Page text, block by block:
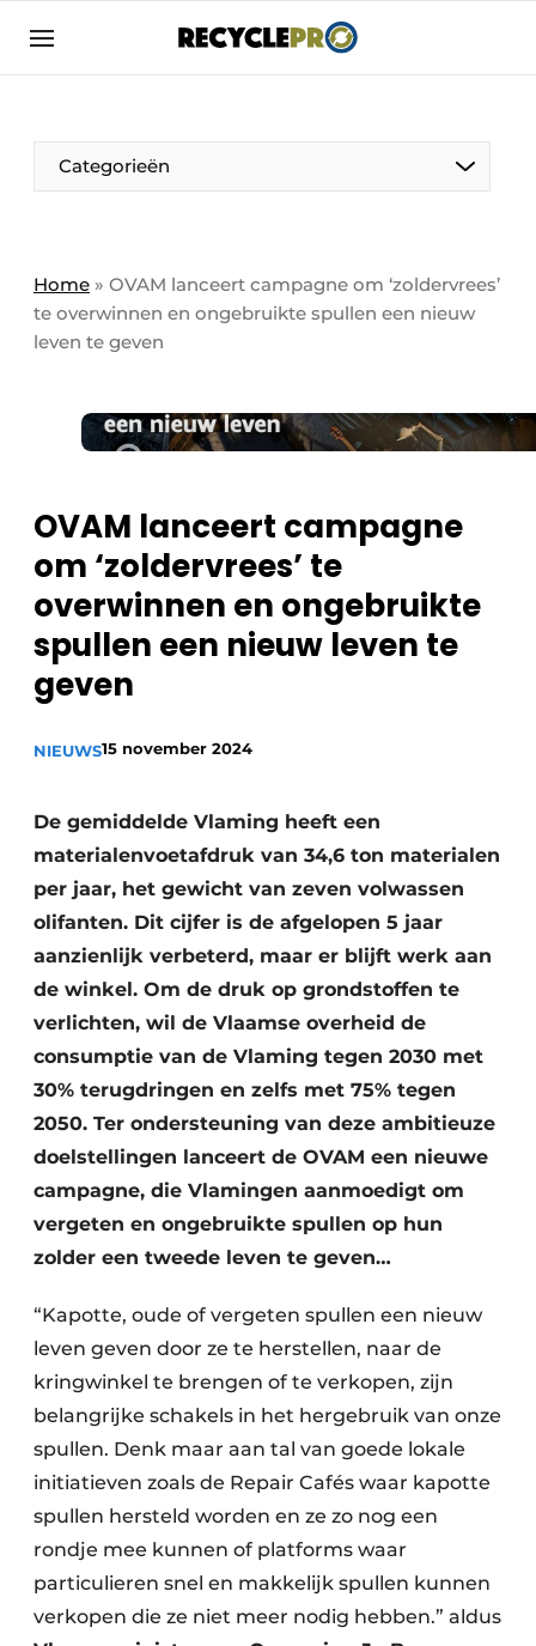
Aanmelden
Bedrijven
Bedrijven
Direct contact
Evenement aanmelden
Meest gelezen
Podcasts
RecyclePro | Vakblad over de gehele
recyclingstroom in België
Vacature aanmelden
Vacatures
Categorieën
Column VOORUIT
De Pen
Recyclagebedrijf in de kijker
Safety First
Kranen
Persen
Stofbeheersing
Uitrustingsstukken
Shredders
Transportbanden
Zeven & Brekers
Bedrijfsafval
Bouw & Sloopafval
Elektronisch Afval
Glasrecyclage
Houtafval
Kunststofafval
Medisch afval
Metaalrecyclage
Home » OVAM lanceert campagne om ‘zoldervrees’
te overwinnen en ongebruikte spullen een nieuw
leven te geven
OVAM lanceert campagne
om ‘zoldervrees’ te
overwinnen en ongebruikte
spullen een nieuw leven te
geven
NIEUWS15 november 2024
De gemiddelde Vlaming heeft een
materialenvoetafdruk van 34,6 ton materialen
per jaar, het gewicht van zeven volwassen
olifanten. Dit cijfer is de afgelopen 5 jaar
aanzienlijk verbeterd, maar er blijft werk aan
de winkel. Om de druk op grondstoffen te
verlichten, wil de Vlaamse overheid de
consumptie van de Vlaming tegen 2030 met
30% terugdringen en zelfs met 75% tegen
2050. Ter ondersteuning van deze ambitieuze
doelstellingen lanceert de OVAM een nieuwe
campagne, die Vlamingen aanmoedigt om
vergeten en ongebruikte spullen op hun
zolder een tweede leven te geven…
“Kapotte, oude of vergeten spullen een nieuw
leven geven door ze te herstellen, naar de
kringwinkel te brengen of te verkopen, zijn
belangrijke schakels in het hergebruik van onze
spullen. Denk maar aan tal van goede lokale
initiatieven zoals de Repair Cafés waar kapotte
spullen hersteld worden en ze zo nog een
rondje mee kunnen of platforms waar
particulieren snel en makkelijk spullen kunnen
verkopen die ze niet meer nodig hebben.” aldus